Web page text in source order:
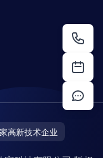
高新技术企业